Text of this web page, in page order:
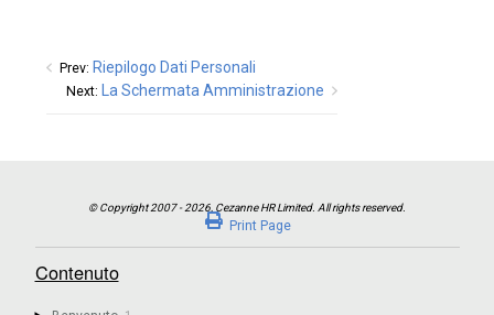
Prev: Riepilogo Dati Personali
Next: La Schermata Amministrazione
Contenuto
Print Page